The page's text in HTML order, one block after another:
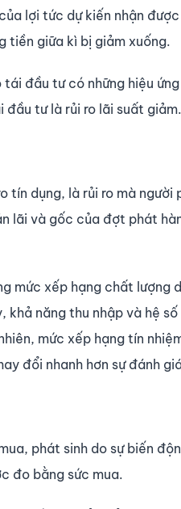
lợi tức dự kiến nhận
tiền giữa kì bị giảm xuống.
tái đầu tư có những hiệu
đầu tư là rủi ro lãi suất giảm.
tín dụng, là rủi ro mà
lãi và gốc của đợt phát
mức xếp hạng chất lượng
khả năng thu nhập và hệ
mức xếp hạng tín
đổi nhanh hơn sự đánh
phát sinh do sự biến
đo bằng sức mua.